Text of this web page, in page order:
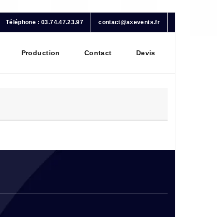
Téléphone : 03.74.47.23.97 contact@axevents.fr
Production Contact Devis